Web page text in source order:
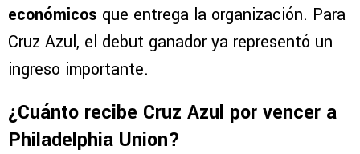
económicos que entrega la organización. Para
Cruz Azul, el debut ganador ya representó un
ingreso importante.
¿Cuánto recibe Cruz Azul por vencer a
Philadelphia Union?